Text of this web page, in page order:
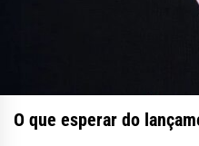
O que esperar do